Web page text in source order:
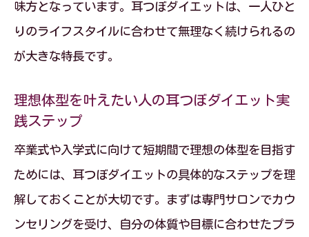
味方となっています。耳つぼダイエットは、一人ひと
りのライフスタイルに合わせて無理なく続けられるの
が大きな特長です。
理想体型を叶えたい人の耳つぼダイエット実
践ステップ
卒業式や入学式に向けて短期間で理想の体型を目指す
ためには、耳つぼダイエットの具体的なステップを理
解しておくことが大切です。まずは専門サロンでカウ
ンセリングを受け、自分の体質や目標に合わせたプラ